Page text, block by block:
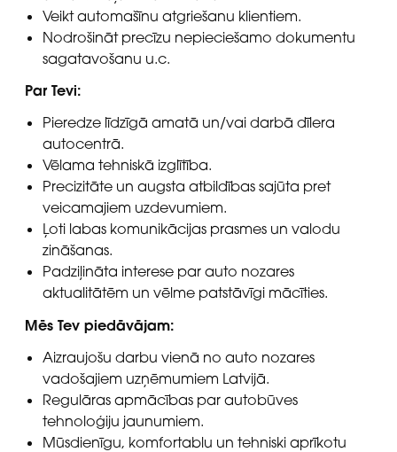
Veikt automašīnu atgriešanu klientiem.
Nodrošināt precīzu nepieciešamo dokumentu
sagatavošanu u.c.
Par Tevi:
Pieredze līdzīgā amatā un/vai darbā dīlera
autocentrā.
Vēlama tehniskā izglītība.
Precizitāte un augsta atbildības sajūta pret
veicamajiem uzdevumiem.
Ļoti labas komunikācijas prasmes un valodu
zināšanas.
Padziļināta interese par auto nozares
aktualitātēm un vēlme patstāvīgi mācīties.
Mēs Tev piedāvājam:
Aizraujošu darbu vienā no auto nozares
vadošajiem uzņēmumiem Latvijā.
Regulāras apmācības par autobūves
tehnoloģiju jaunumiem.
Mūsdienīgu, komfortablu un tehniski aprīkotu